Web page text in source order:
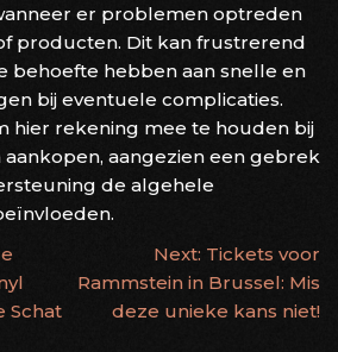
er problemen optreden
producten. Dit kan frustrerend
behoefte hebben aan snelle en
bij eventuele complicaties.
hier rekening mee te houden bij
aangezien een gebrek
de algehele
Schat
Next: Tickets voor
Rammstein in Brussel: Mis
deze unieke kans niet!